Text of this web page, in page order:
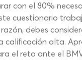
con el 80%
cuestionario
debes
alta.
el reto ante el